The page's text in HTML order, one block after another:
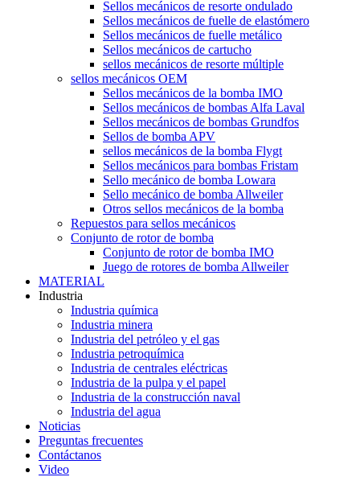
Sellos mecánicos de resorte ondulado
Sellos mecánicos de fuelle de elastómero
Sellos mecánicos de fuelle metálico
Sellos mecánicos de cartucho
sellos mecánicos de resorte múltiple
sellos mecánicos OEM
Sellos mecánicos de la bomba IMO
Sellos mecánicos de bombas Alfa Laval
Sellos mecánicos de bombas Grundfos
Sellos de bomba APV
sellos mecánicos de la bomba Flygt
Sellos mecánicos para bombas Fristam
Sello mecánico de bomba Lowara
Sello mecánico de bomba Allweiler
Otros sellos mecánicos de la bomba
Repuestos para sellos mecánicos
Conjunto de rotor de bomba
Conjunto de rotor de bomba IMO
Juego de rotores de bomba Allweiler
MATERIAL
Industria
Industria química
Industria minera
Industria del petróleo y el gas
Industria petroquímica
Industria de centrales eléctricas
Industria de la pulpa y el papel
Industria de la construcción naval
Industria del agua
Noticias
Preguntas frecuentes
Contáctanos
Video